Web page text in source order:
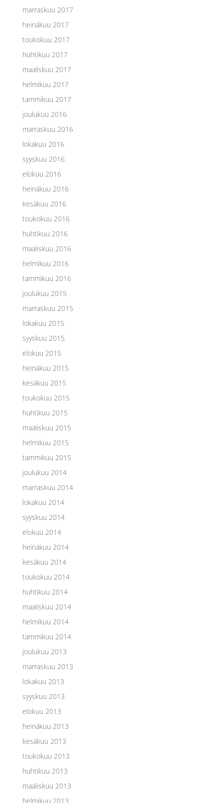
marraskuu 2017
heinäkuu 2017
toukokuu 2017
huhtikuu 2017
maaliskuu 2017
helmikuu 2017
tammikuu 2017
joulukuu 2016
marraskuu 2016
lokakuu 2016
syyskuu 2016
elokuu 2016
heinäkuu 2016
kesäkuu 2016
toukokuu 2016
huhtikuu 2016
maaliskuu 2016
helmikuu 2016
tammikuu 2016
joulukuu 2015
marraskuu 2015
lokakuu 2015
syyskuu 2015
elokuu 2015
heinäkuu 2015
kesäkuu 2015
toukokuu 2015
huhtikuu 2015
maaliskuu 2015
helmikuu 2015
tammikuu 2015
joulukuu 2014
marraskuu 2014
lokakuu 2014
syyskuu 2014
elokuu 2014
heinäkuu 2014
kesäkuu 2014
toukokuu 2014
huhtikuu 2014
maaliskuu 2014
helmikuu 2014
tammikuu 2014
joulukuu 2013
marraskuu 2013
lokakuu 2013
syyskuu 2013
elokuu 2013
heinäkuu 2013
kesäkuu 2013
toukokuu 2013
huhtikuu 2013
maaliskuu 2013
helmikuu 2013